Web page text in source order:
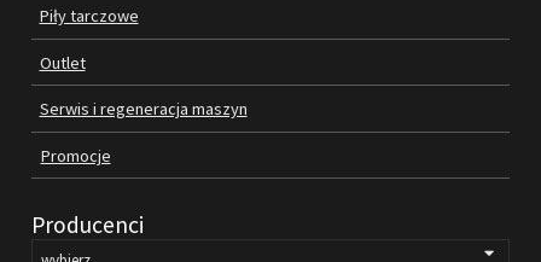
SERWIS I REGENERACJA MASZYN
PROMOCJE
REGULAMIN
KATALOGI
OBRABIARKI DO DREWNA
SILNIKI ELEKTRYCZNE
Piły tarczowe
Outlet
Serwis i regeneracja maszyn
Promocje
Producenci